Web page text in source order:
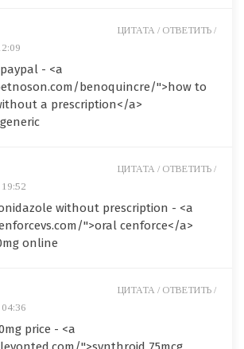
- <a
benoquincre/">how to
a prescription</a>
ЦИТАТА / ОТВЕТИТЬ /
19:52
without prescription - <a
">oral cenforce</a>
online
ЦИТАТА / ОТВЕТИТЬ /
04:36
price - <a
ЦИТАТА / ОТВЕТИТЬ /